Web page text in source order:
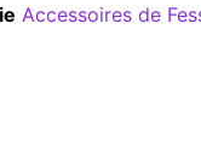
Accessoires de